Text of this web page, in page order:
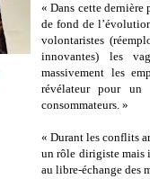
« Dans cette
de fond de
volontaristes
innovantes) les
massivement les
révélateur pour un
consommateurs. »
« Durant les conflits
un rôle dirigiste mais
au libre-échange des